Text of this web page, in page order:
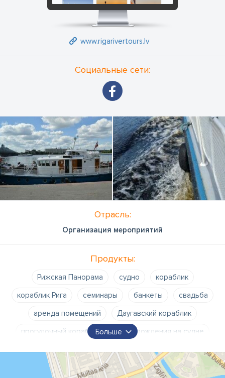
www.rigarivertours.lv
Социальные сети:
Отрасль:
Организация мероприятий
Продукты:
Рижская Панорама судно
кораблик
кораблик Рига
семинары банкеты
свадьба
аренда помещений
Даугавский кораблик
прогулочный кораблик
день рождения на судне
прогулки лодок по Даугаве
отдых на воде
Больше